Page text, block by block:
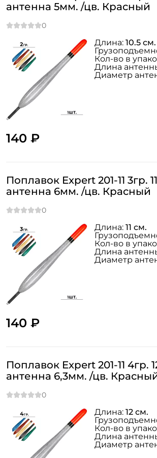
антенна 5мм. /цв. Красный
140 ₽
Длина: 10.5 см.
Кол-во в
Длина
Диаметр
Поплавок Expert 201-11 3гр.
антенна 6мм. /цв. Красный
140 ₽
Длина: 11 см.
Кол-во в
Длина
Диаметр
Поплавок Expert 201-11 4гр.
антенна 6,3мм. /цв.
Длина: 12 см.
Кол-во в
Длина
Диаметр
Создать аккаунт
ФИО: *